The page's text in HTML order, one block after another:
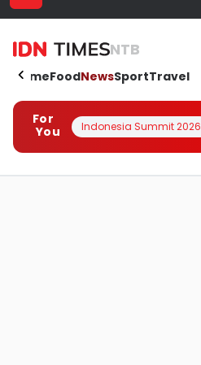
NTB
HomeFoodNewsSportTravel
For
You
Indonesia Summit 2026